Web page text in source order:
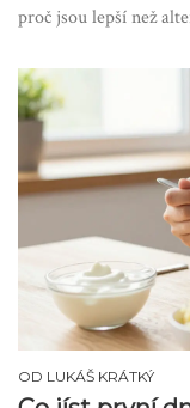
proč jsou lepší než
OD LUKÁŠ KRÁTKÝ